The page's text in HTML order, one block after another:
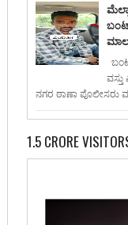
ನಗರ ಠಾಣಾ ಪೊಲೀಸರು
1.5 CRORE